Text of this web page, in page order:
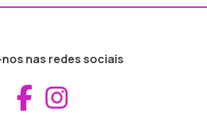
nas redes sociais
Aceder ao